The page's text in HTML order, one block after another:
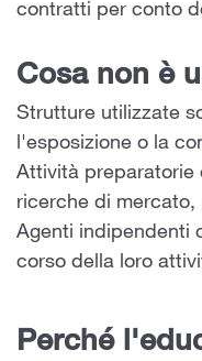
contratti per conto
Cosa non è
Strutture utilizzate
l'esposizione o la
Attività preparatorie
ricerche di mercato,
Agenti indipendenti
corso della loro
Perché